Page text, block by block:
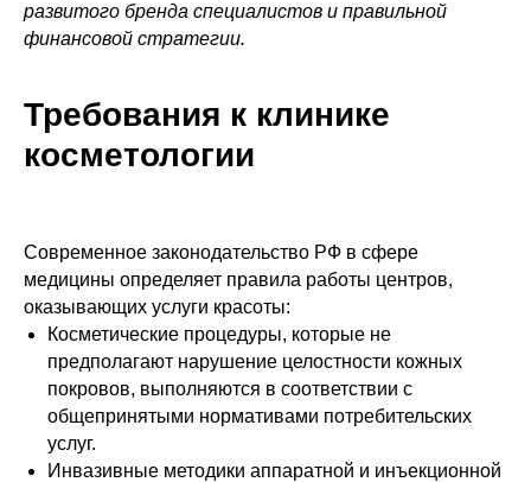
развитого бренда специалистов и правильной
финансовой стратегии.
Требования к клинике
косметологии
Современное законодательство РФ в сфере
медицины определяет правила работы центров,
оказывающих услуги красоты:
Косметические процедуры, которые не
предполагают нарушение целостности кожных
покровов, выполняются в соответствии с
общепринятыми нормативами потребительских
услуг.
Инвазивные методики аппаратной и инъекционной